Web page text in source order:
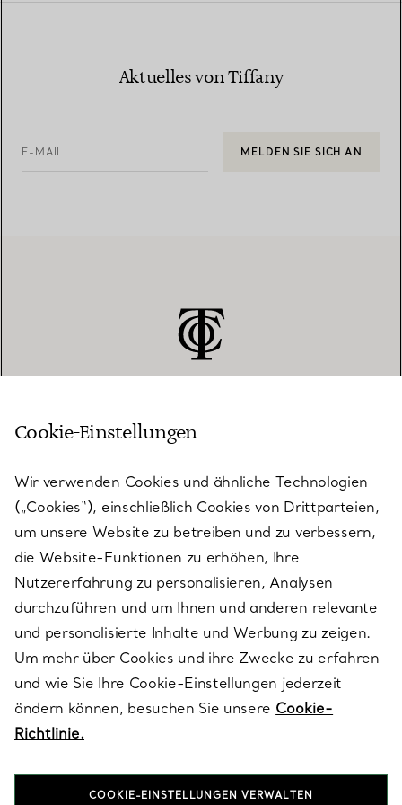
Aktuelles von Tiffany
E-MAIL MELDEN SIE SICH AN
KUNDENSERVICE
SERVICES
ÜBER TIFFANY & CO.
RECHTLICHE HINWEISE
FOLGEN SIE UNS
Cookie-Einstellungen
Wir verwenden Cookies und ähnliche Technologien
(„Cookies“), einschließlich Cookies von Drittparteien,
um unsere Website zu betreiben und zu verbessern,
die Website-Funktionen zu erhöhen, Ihre
Nutzererfahrung zu personalisieren, Analysen
durchzuführen und um Ihnen und anderen relevante
und personalisierte Inhalte und Werbung zu zeigen.
Um mehr über Cookies und ihre Zwecke zu erfahren
und wie Sie Ihre Cookie-Einstellungen jederzeit
ändern können, besuchen Sie unsere Cookie-
Richtlinie.
COOKIE-EINSTELLUNGEN VERWALTEN